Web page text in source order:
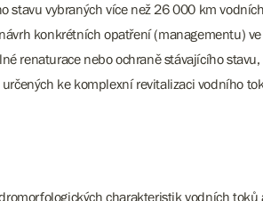
stavu vybraných více než 26 000 km
konkrétních opatření (managementu)
renaturace nebo ochraně stávajícího
ke komplexní revitalizaci vodního
charakteristik vodních